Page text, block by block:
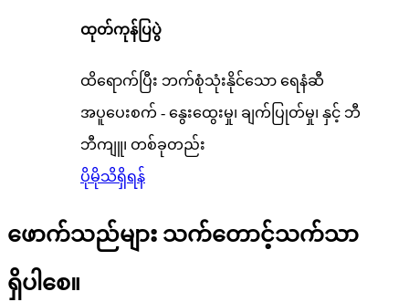
ထုတ်ကုန်ပြပွဲ
ထိရောက်ပြီး ဘက်စုံသုံးနိုင်သော ရေနံဆီ
အပူပေးစက် - နွေးထွေးမှု၊ ချက်ပြုတ်မှု၊ နှင့် ဘီ
ဘီကျူ၊ တစ်ခုတည်း
ပိုမိုသိရှိရန်
ဖောက်သည်များ သက်တောင့်သက်သာ
ရှိပါစေ။